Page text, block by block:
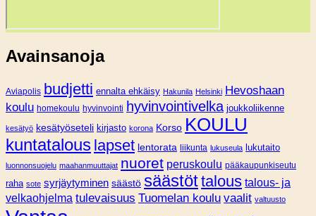
Avainsanoja
Aviapolis budjetti ennalta ehkäisy Hakunila Helsinki Hevoshaan
koulu homekoulu hyvinvointi hyvinvointivelka joukkoliikenne
kesätyö kesätyöseteli kirjasto korona Korso KOULU
kuntatalous lapset lentorata liikunta lukuseula lukutaito
luonnonsuojelu maahanmuuttajat nuoret peruskoulu pääkaupunkiseutu
raha sote syrjäytyminen säästö säästöttalous talous- ja
velkaohjelma tulevaisuus Tuomelan koulu vaalit valtuusto